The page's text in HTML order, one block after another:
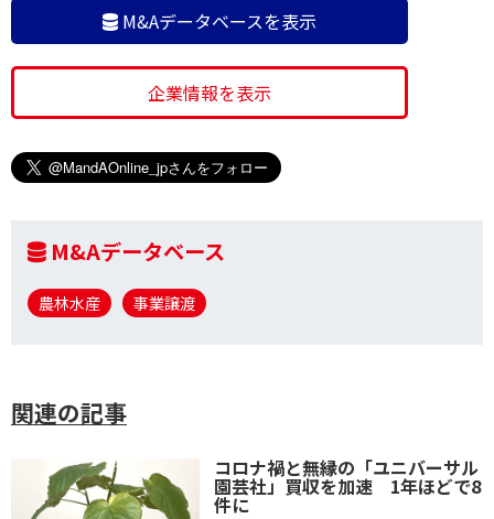
M&Aデータベースを表示
企業情報を表示
M&Aデータベース
農林水産 事業譲渡
関連の記事
コロナ禍と無縁の「ユニバーサル
園芸社」買収を加速 1年ほどで8
件に